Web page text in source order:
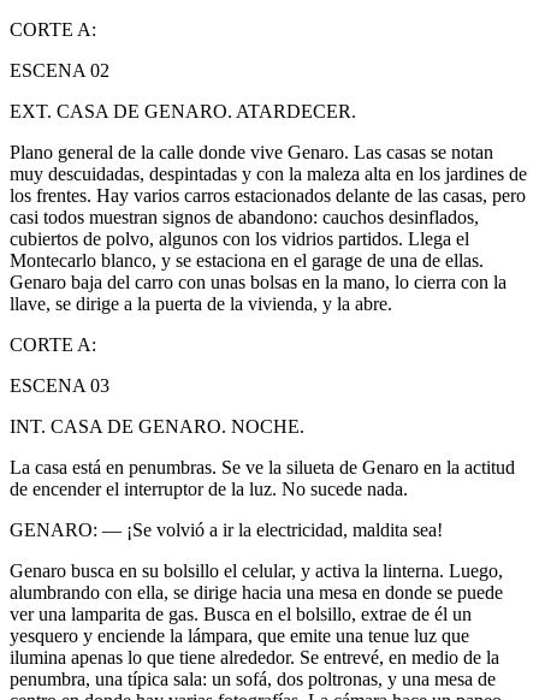
CORTE A:
ESCENA 02
EXT. CASA DE GENARO. ATARDECER.
Plano general de la calle donde vive Genaro. Las casas se notan
muy descuidadas, despintadas y con la maleza alta en los jardines de
los frentes. Hay varios carros estacionados delante de las casas, pero
casi todos muestran signos de abandono: cauchos desinflados,
cubiertos de polvo, algunos con los vidrios partidos. Llega el
Montecarlo blanco, y se estaciona en el garage de una de ellas.
Genaro baja del carro con unas bolsas en la mano, lo cierra con la
llave, se dirige a la puerta de la vivienda, y la abre.
CORTE A:
ESCENA 03
INT. CASA DE GENARO. NOCHE.
La casa está en penumbras. Se ve la silueta de Genaro en la actitud
de encender el interruptor de la luz. No sucede nada.
GENARO: — ¡Se volvió a ir la electricidad, maldita sea!
Genaro busca en su bolsillo el celular, y activa la linterna. Luego,
alumbrando con ella, se dirige hacia una mesa en donde se puede
ver una lamparita de gas. Busca en el bolsillo, extrae de él un
yesquero y enciende la lámpara, que emite una tenue luz que
ilumina apenas lo que tiene alrededor. Se entrevé, en medio de la
penumbra, una típica sala: un sofá, dos poltronas, y una mesa de